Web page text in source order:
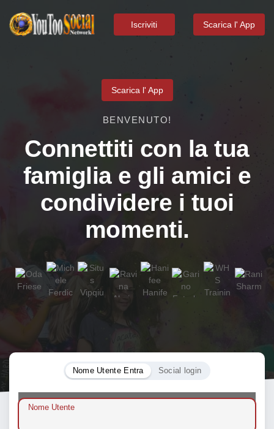
Iscriviti Scarica l' App
Scarica l' App
BENVENUTO!
Connettiti con la tua
famiglia e gli amici e
condividere i tuoi
momenti.
Nome Utente Entra Social login
Nome Utente